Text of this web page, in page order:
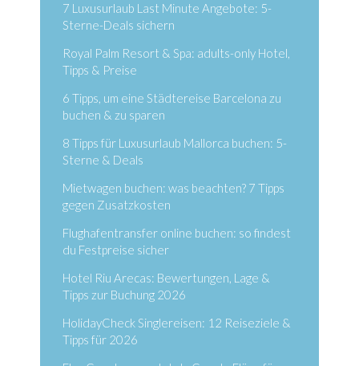
7 Luxusurlaub Last Minute Angebote: 5-
Sterne-Deals sichern
Royal Palm Resort & Spa: adults-only Hotel,
Tipps & Preise
6 Tipps, um eine Städtereise Barcelona zu
buchen & zu sparen
8 Tipps für Luxusurlaub Mallorca buchen: 5-
Sterne & Deals
Mietwagen buchen: was beachten? 7 Tipps
gegen Zusatzkosten
Flughafentransfer online buchen: so findest
du Festpreise sicher
Hotel Riu Arecas: Bewertungen, Lage &
Tipps zur Buchung 2026
HolidayCheck Singlereisen: 12 Reiseziele &
Tipps für 2026